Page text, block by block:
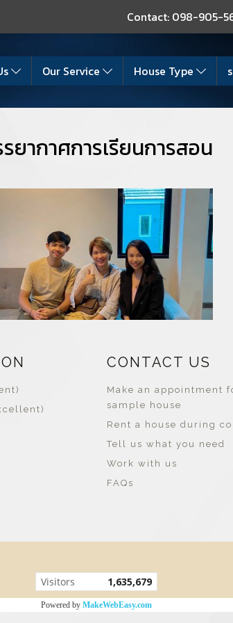
Contact: 098-905-
Our Service House Type
ยากาศการเรียนการสอน
CONTACT US
Make an appointment
sample house
Rent a house during
Tell us what you need
Work with us
FAQs
Visitors 1,635,679
Powered by MakeWebEasy.com